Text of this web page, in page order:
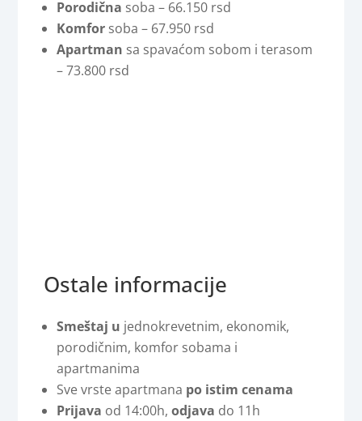
Porodična soba – 66.150 rsd
Komforsoba – 67.950 rsd
Apartman sa spavaćom sobom i terasom
– 73.800 rsd
Ostale informacije
Smeštaj u jednokrevetnim, ekonomik,
porodičnim, komfor sobama i
apartmanima
Sve vrste apartmana po istim cenama
Prijava od 14:00h, odjava do 11h